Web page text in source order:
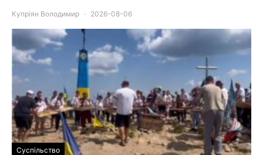
Купріян Володимир 2026-08-06
Суспільство